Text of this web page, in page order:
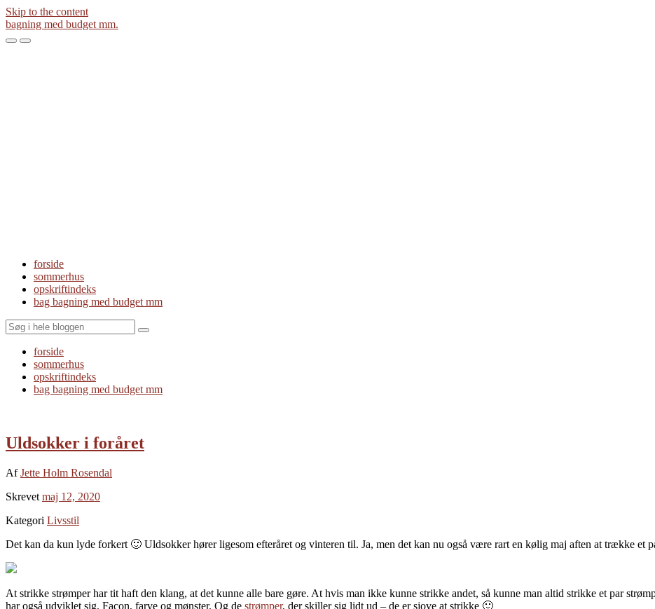
Skip to the content
bagning med budget mm.
ToggleToggle
forside
sommerhus
opskriftindeks
bag bagning med budget mm
Search
forside
sommerhus
opskriftindeks
bag bagning med budget mm
Uldsokker i foråret
AfJette Holm Rosendal
Skrevet maj 12, 2020
Kategori Livsstil
Det kan da kun lyde forkert 🙂 Uldsokker hører ligesom efteråret og vinteren til. Ja, men det kan nu også være rart en kølig maj aften at trække et
At strikke strømper har tit haft den klang, at det kunne alle bare gøre. At hvis man ikke kunne strikke andet, så kunne man altid strikke et par
har også udviklet sig. Facon, farve og mønster. Og de strømper, der skiller sig lidt ud – de er sjove at strikke 🙂